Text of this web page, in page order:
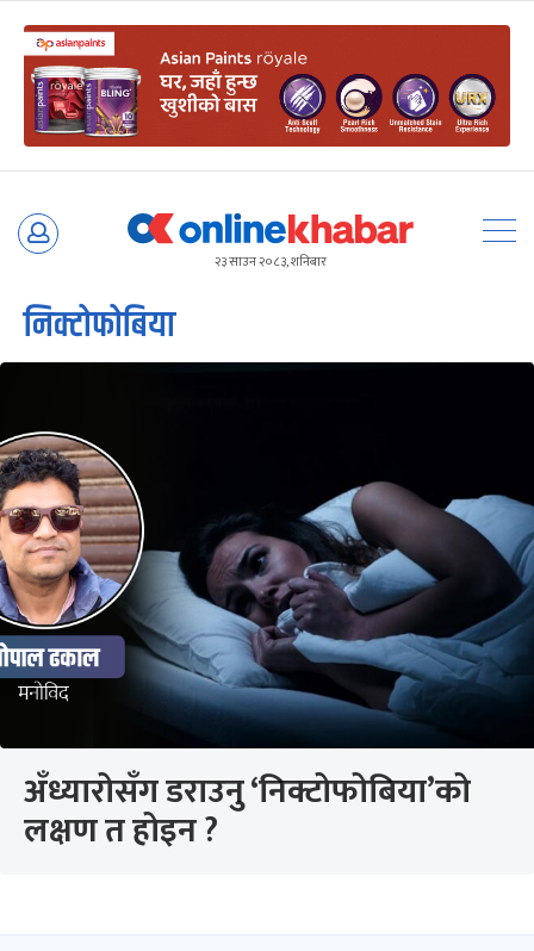
Skip
२३ साउन २०८३, शनिबार
निक्टोफोबिया
अँध्यारोसँग डराउनु ‘निक्टोफोबिया’को
लक्षण त होइन ?